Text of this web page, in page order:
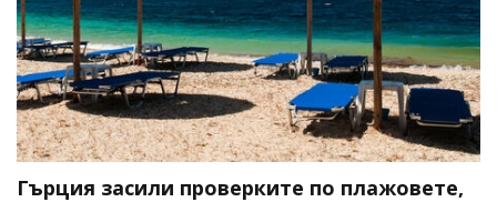
Гърция засили проверките по плажовете,